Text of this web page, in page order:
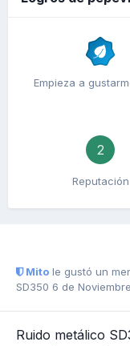
Empieza a
2
Reputación
Mito le gustó un
SD350 6 de
Ruido metálico